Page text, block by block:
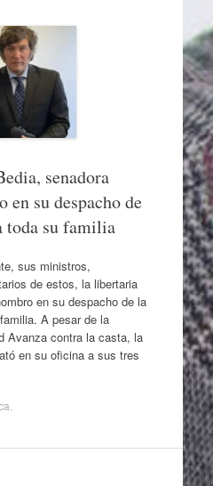
senadora
su despacho de
toda su familia
sus ministros,
de estos, la libertaria
en su despacho de la
A pesar de la
Avanza contra la casta, la
en su oficina a sus tres